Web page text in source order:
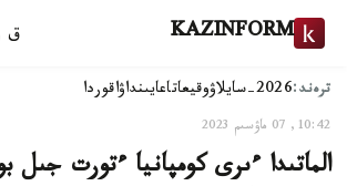
KAZINFORM ق
ترەند:2026-سايلاۋ وقيعاتاعايىنداۋاقوردا
10:42, 07 ماۋسىم 2023